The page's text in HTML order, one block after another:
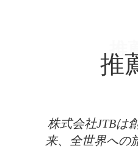
推
推
株式会社JTBは
来、全世界への